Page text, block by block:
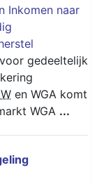
Inkomen naar
gedeeltelijk
en WGA komt
WGA ...